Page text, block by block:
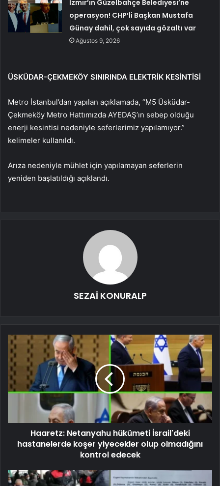
İzmir’in Güzelbahçe Belediyesi’ne
operasyon! CHP’li Başkan Mustafa
Günay dahil, çok sayıda gözaltı var
Ağustos 9, 2026
ÜSKÜDAR-ÇEKMEKÖY SINIRINDA ELEKTRİK KESİNTİSİ
Metro İstanbul’dan yapılan açıklamada, “M5 Üsküdar-
Çekmeköy Metro Hattımızda AYEDAŞ’ın sebep olduğu
enerji kesintisi nedeniyle seferlerimiz yapılamıyor.”
kelimeler kullanıldı.
Arıza nedeniyle mühlet için yapılamayan seferlerin
yeniden başlatıldığı açıklandı.
SEZAİ KONURALP
Haaretz: Netanyahu hükümeti İsrail'deki
hastanelerde koşer yiyecekler olup olmadığını
kontrol edecek